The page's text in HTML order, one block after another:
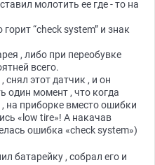
молотить ее где - то на
“check system” и знак
, либо при переобувке
всего.
этот датчик , и он
один момент , что когда
на приборке вместо ошибки
«low tire»! А накачав
ошибка «check system»)
батарейку , собрал его и